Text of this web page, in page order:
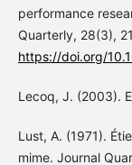
performance
Quarterly, 28(3),
https://doi.org/
Lecoq, J. (2003).
Lust, A. (1971).
mime. Journal